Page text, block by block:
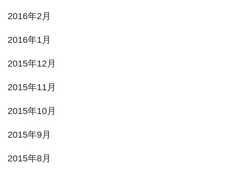
2016年2月
2016年1月
2015年12月
2015年11月
2015年10月
2015年9月
2015年8月